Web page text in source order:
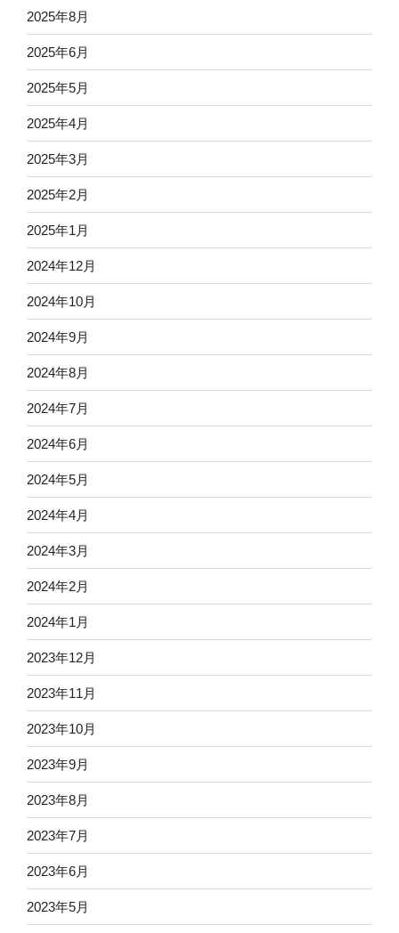
2025年8月
2025年6月
2025年5月
2025年4月
2025年3月
2025年2月
2025年1月
2024年12月
2024年10月
2024年9月
2024年8月
2024年7月
2024年6月
2024年5月
2024年4月
2024年3月
2024年2月
2024年1月
2023年12月
2023年11月
2023年10月
2023年9月
2023年8月
2023年7月
2023年6月
2023年5月